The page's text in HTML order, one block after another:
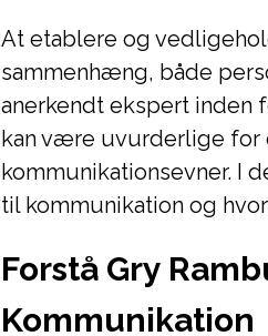
At etablere og
sammenhæng, både
anerkendt ekspert inden
kan være uvurderlige for
kommunikationsevner. I
til kommunikation og
Forstå Gry
Kommunikation